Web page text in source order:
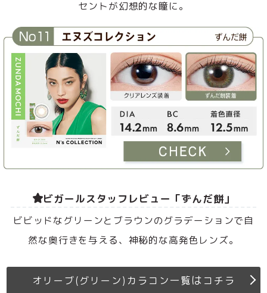
セントが幻想的な瞳に。
ビガールスタッフレビュー「ずんだ餅」
ビビッドなグリーンとブラウンのグラデーションで自
然な奥行きを与える、神秘的な高発色レンズ。
オリーブ(グリーン)カラコン一覧は コチラ